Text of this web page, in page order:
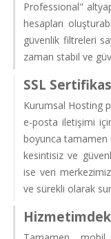
Professional"
hesapları
güvenlik filtreleri
zaman stabil ve
SSL
Kurumsal Hosting
e-posta iletişimi
boyunca tamamen
kesintisiz ve
ise veri
ve sürekli olarak